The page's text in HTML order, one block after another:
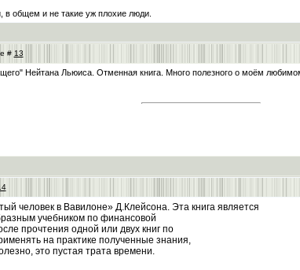
в общем и не такие уж плохие люди.
# 13
Нейтана Льюиса. Отменная книга. Много полезного о моём
человек в Вавилоне» Д.Клейсона. Эта книга является
учебником по финансовой
прочтения одной или двух книг по
на практике полученные знания,
это пустая трата времени.